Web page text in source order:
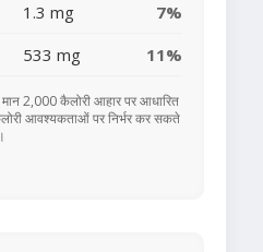
1.3 mg
7%
533 mg 11%
2,000 कैलोरी आहार पर आधारित
आवश्यकताओं पर निर्भर कर सकते